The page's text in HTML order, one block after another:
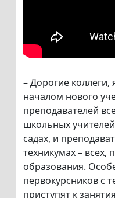
– Дорогие коллеги,
началом нового
преподавателей
школьных
садах, и
техникумах – всех,
образования.
первокурсников с
приступят к